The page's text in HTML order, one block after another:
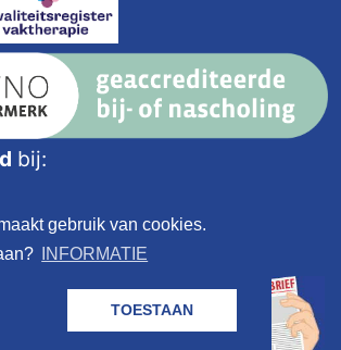
gebruik van cookies.
INFORMATIE
TOESTAAN
bij: